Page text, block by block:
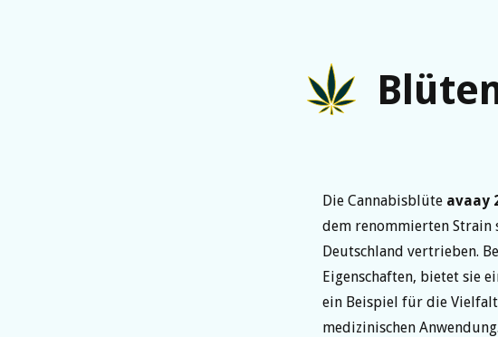
Die Cannabisblüte avaay
dem renommierten Strain
Deutschland vertrieben.
Eigenschaften, bietet sie
ein Beispiel für die
medizinischen Anwendung.